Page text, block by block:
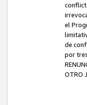
el
de
por
OTRO